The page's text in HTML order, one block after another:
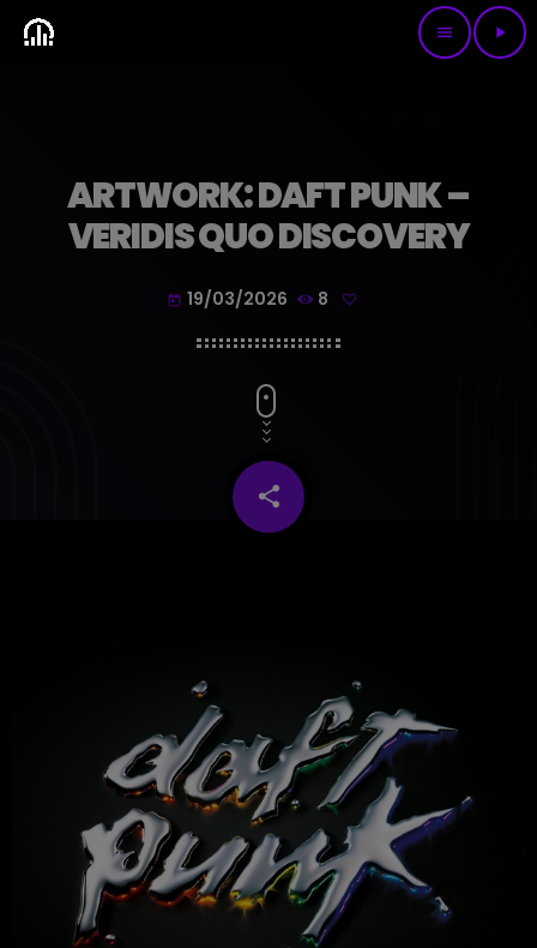
menu play_arrow
ARTWORK: DAFT PUNK –
VERIDIS QUO DISCOVERY
today 19/03/2026 8
share
email